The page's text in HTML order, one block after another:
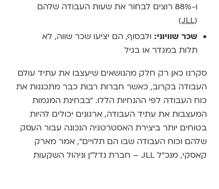
ו-88% רוצים לבחור את שעות העבודה שלהם
(
JLL
)
שכר שוויוני: ולבסוף, הם יציעו שכר שווה, לא
תלות במגדר או בגיל
סקרנו כאן רק חלק מהנושאים שיעצבו את עתיד עולם
העבודה בקרוב, כאשר חברות רבות כבר מתכננות את
כוח העבודה לפי ההנחיות הללו. "בבחינת המגמות
המעצבות את עתיד העבודה, ארגונים יכולים להיות
בטוחים יותר ביצירת האסטרטגיה הנכונה עבור העסק
שלהם וכוח העבודה שבו הם תלויים", אמר מארק
קאסקי, מנכ"ל JLL – חברת נדל"ן וניהול השקעות